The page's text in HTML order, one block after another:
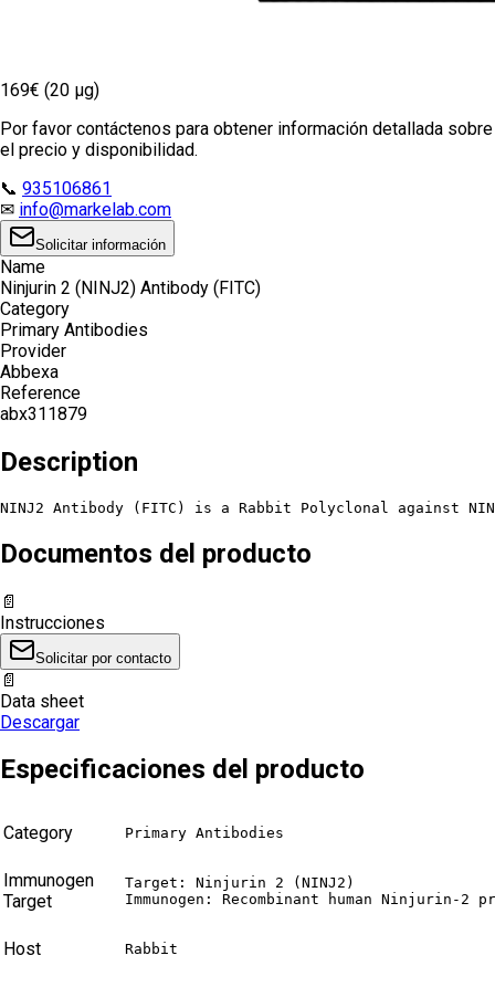
169€ (20 µg)
Por favor contáctenos para obtener información detallada sobre
el precio y disponibilidad.
📞 935106861
✉ info@markelab.com
Solicitar información
Name
Ninjurin 2 (NINJ2) Antibody (FITC)
Category
Primary Antibodies
Provider
Abbexa
Reference
abx311879
Description
NINJ2 Antibody (FITC) is a Rabbit Polyclonal against
Documentos del producto
📄
Instrucciones
Solicitar por contacto
📄
Data sheet
Descargar
Especificaciones del producto
Category Primary Antibodies
Immunogen
Target
Target: Ninjurin 2 (NINJ2)
Immunogen: Recombinant human Ninjurin-2
Host Rabbit